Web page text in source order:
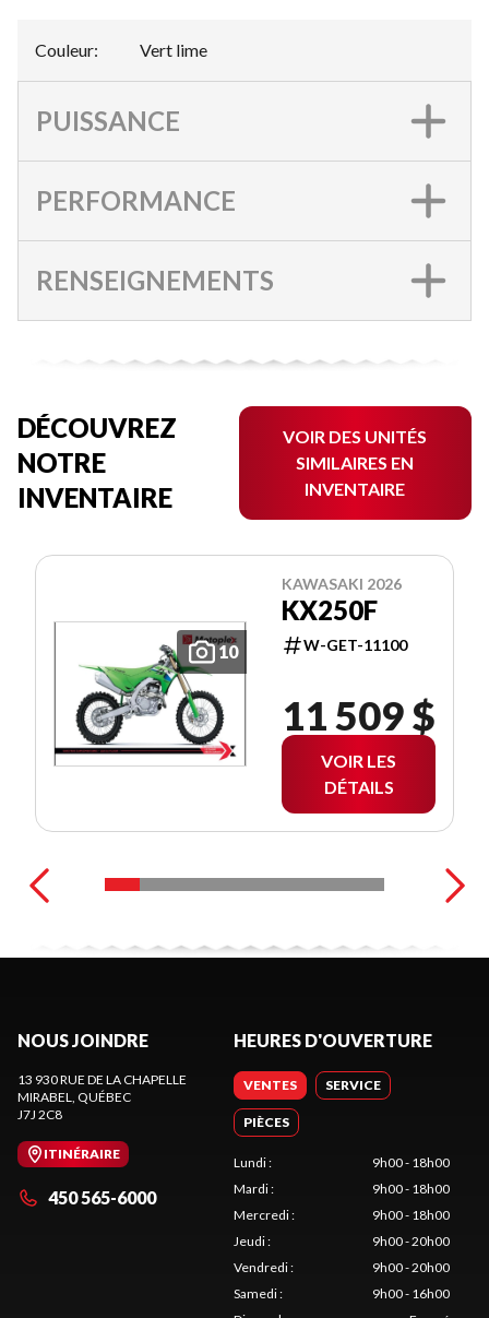
Couleur: Vert lime
PUISSANCE
PERFORMANCE
RENSEIGNEMENTS
DÉCOUVREZ
NOTRE
INVENTAIRE
VOIR DES UNITÉS
SIMILAIRES EN
INVENTAIRE
10
KAWASAKI 2026
KX250F
W-GET-11100
11 509 $
VOIR LES
DÉTAILS
NOUS JOINDRE
13 930 RUE DE LA CHAPELLE
MIRABEL, QUÉBEC
J7J 2C8
ITINÉRAIRE
450 565-6000
HEURES D'OUVERTURE
VENTES SERVICE
PIÈCES
Lundi:
9h00 - 18h00
Mardi:
9h00 - 18h00
Mercredi:
9h00 - 18h00
Jeudi:
9h00 - 20h00
Vendredi:
9h00 - 20h00
Samedi:
9h00 - 16h00